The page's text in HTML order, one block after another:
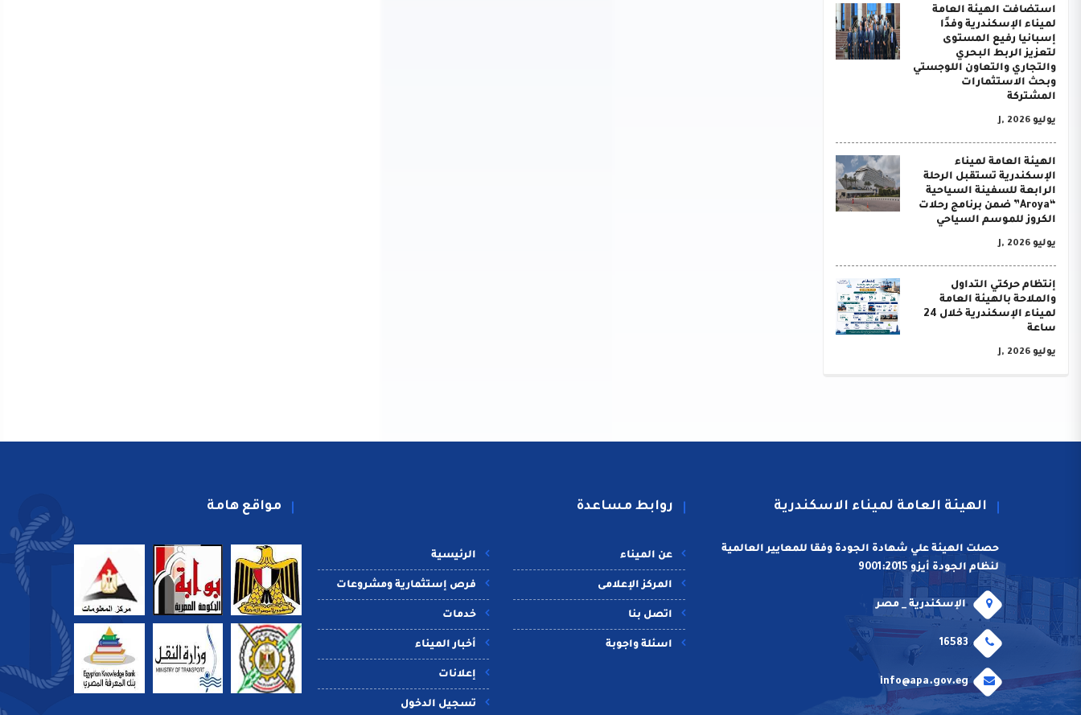
استضافت الهيئة العامة
لميناء الإسكندرية وفدًا
إسبانيا رفيع المستوى
لتعزيز الربط البحري
والتجاري والتعاون اللوجستي
وبحث الاستثمارات
المشتركة
يوليو J, 2026
الهيئة العامة لميناء
الإسكندرية تستقبل الرحلة
الرابعة للسفينة السياحية
“Aroya” ضمن برنامج رحلات
الكروز للموسم السياحي
يوليو J, 2026
إنتظام حركتي التداول
والملاحة بالهيئة العامة
لميناء الإسكندرية خلال 24
ساعة
يوليو J, 2026
الهيئة العامة لميناء الاسكندرية
حصلت الهيئة علي شهادة الجودة وفقا للمعايير العالمية
لنظام الجودة أيزو 9001:2015
الإسكندرية _ مصر
16583
info@apa.gov.eg
روابط مساعدة
الرئيسية
فرص إستثمارية ومشروعات
خدمات
أخبار الميناء
إعلانات
تسجيل الدخول
عن الميناء
المركز الإعلامى
اتصل بنا
اسئلة واجوبة
مواقع هامة